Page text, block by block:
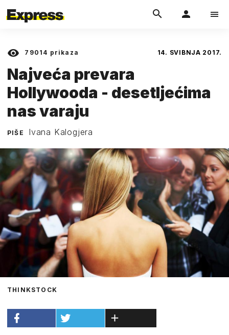
79014 prikaza 14. SVIBNJA 2017.
Najveća prevara
Hollywooda - desetljećima
nas varaju
PIŠE Ivana Kalogjera
THINKSTOCK